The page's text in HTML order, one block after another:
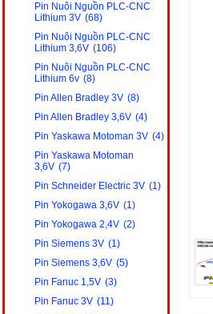
Pin Nuôi Nguồn PLC-CNC
Lithium 3V (68)
Pin Nuôi Nguồn PLC-CNC
Lithium 3,6V (106)
Pin Nuôi Nguồn PLC-CNC
Lithium 6v (8)
Pin Allen Bradley 3V (8)
Pin Allen Bradley 3,6V (4)
Pin Yaskawa Motoman 3V (4)
Pin Yaskawa Motoman
3,6V (7)
Pin Schneider Electric 3V (1)
Pin Yokogawa 3,6V (1)
Pin Yokogawa 2,4V (2)
Pin Siemens 3V (1)
Pin Siemens 3,6V (5)
Pin Fanuc 1,5V (3)
Pin Fanuc 3V (11)